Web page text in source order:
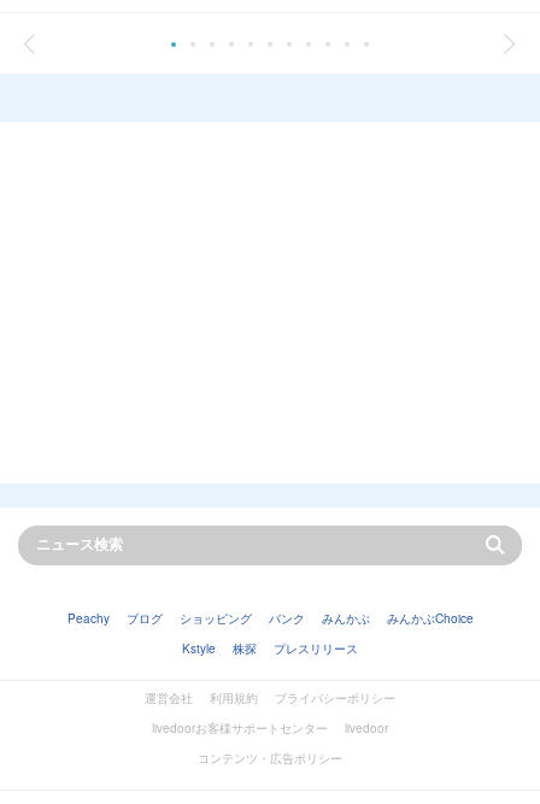
Peachy ブログ ショッピング バンク みんかぶ
みんかぶChoice
Kstyle
株探 プレスリリース
運営会社 利用規約
プライバシーポリシー
livedoorお客様サポートセンター
livedoor
コンテンツ・広告ポリシー